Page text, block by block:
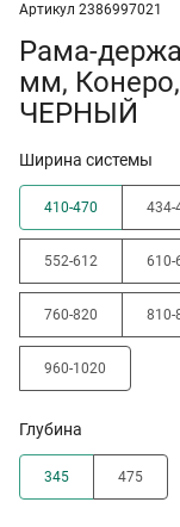
Артикул 2386997021
Рама-
мм,
ЧЕРНЫЙ
Ширина системы
410-470 434-
552-612 610-
760-820 810-
960-1020
Глубина
345 475